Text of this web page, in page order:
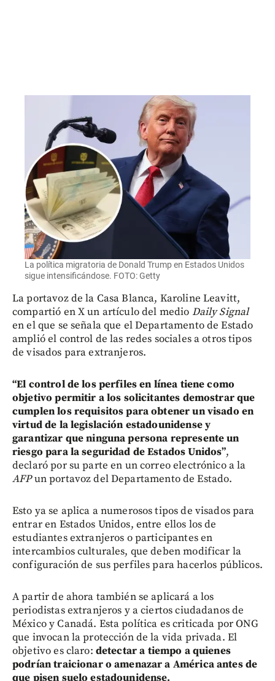
La política migratoria de Donald Trump en Estados Unidos
sigue intensificándose. FOTO: Getty
La portavoz de la Casa Blanca, Karoline Leavitt,
compartió en X un artículo del medio Daily Signal
en el que se señala que el Departamento de Estado
amplió el control de las redes sociales a otros tipos
de visados para extranjeros.
“El control de los perfiles en línea tiene como
objetivo permitir a los solicitantes demostrar que
cumplen los requisitos para obtener un visado en
virtud de la legislación estadounidense y
garantizar que ninguna persona represente un
riesgo para la seguridad de Estados Unidos”,
declaró por su parte en un correo electrónico a la
AFPun portavoz del Departamento de Estado.
Esto ya se aplica a numerosos tipos de visados para
entrar en Estados Unidos, entre ellos los de
estudiantes extranjeros o participantes en
intercambios culturales, que deben modificar la
configuración de sus perfiles para hacerlos públicos.
A partir de ahora también se aplicará a los
periodistas extranjeros y a ciertos ciudadanos de
México y Canadá. Esta política es criticada por ONG
que invocan la protección de la vida privada. El
objetivo es claro: detectar a tiempo a quienes
podrían traicionar o amenazar a América antes de
que pisen suelo estadounidense.